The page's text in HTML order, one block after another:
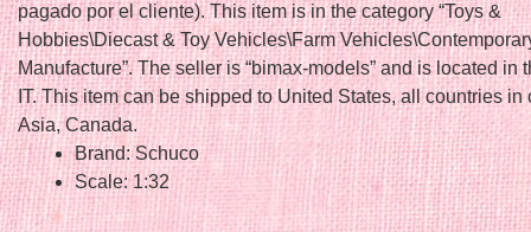
pagado por el cliente). This item is in the category “Toys &
Hobbies\Diecast & Toy Vehicles\Farm
Manufacture”. The seller is “bimax-models” and is located in
IT. This item can be shipped to United States, all countries in
Asia, Canada.
Brand: Schuco
Scale: 1:32